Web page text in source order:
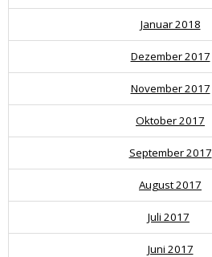
Januar 2018
Dezember 2017
November 2017
Oktober 2017
September 2017
August 2017
Juli 2017
Juni 2017